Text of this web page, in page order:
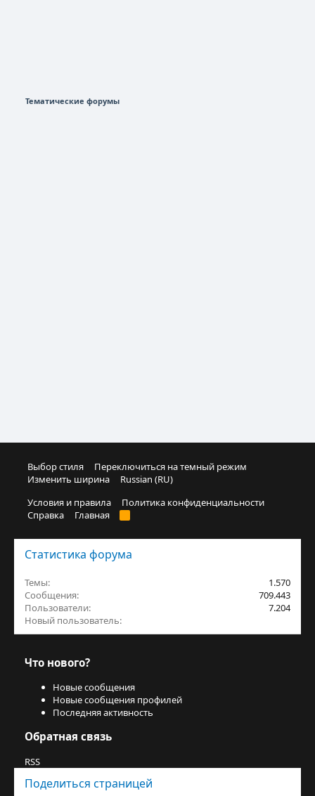
Тематические форумы
Выбор стиля
Переключиться на темный режим
Изменить ширина
Russian (RU)
Условия и правила
Политика конфиденциальности
Справка
Главная
R
Статистика форума
Темы
1.570
Сообщения
709.443
Пользователи
7.204
Новый пользователь
Что нового?
Новые сообщения
Новые сообщения профилей
Последняя активность
Обратная связь
RSS
Поделиться страницей